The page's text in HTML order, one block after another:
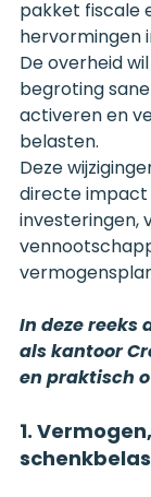
pakket fiscale
hervormingen
De overheid
begroting
activeren en
belasten.
Deze
directe impact
investeringen,
In deze reeks
als kantoor
en praktisch
1.